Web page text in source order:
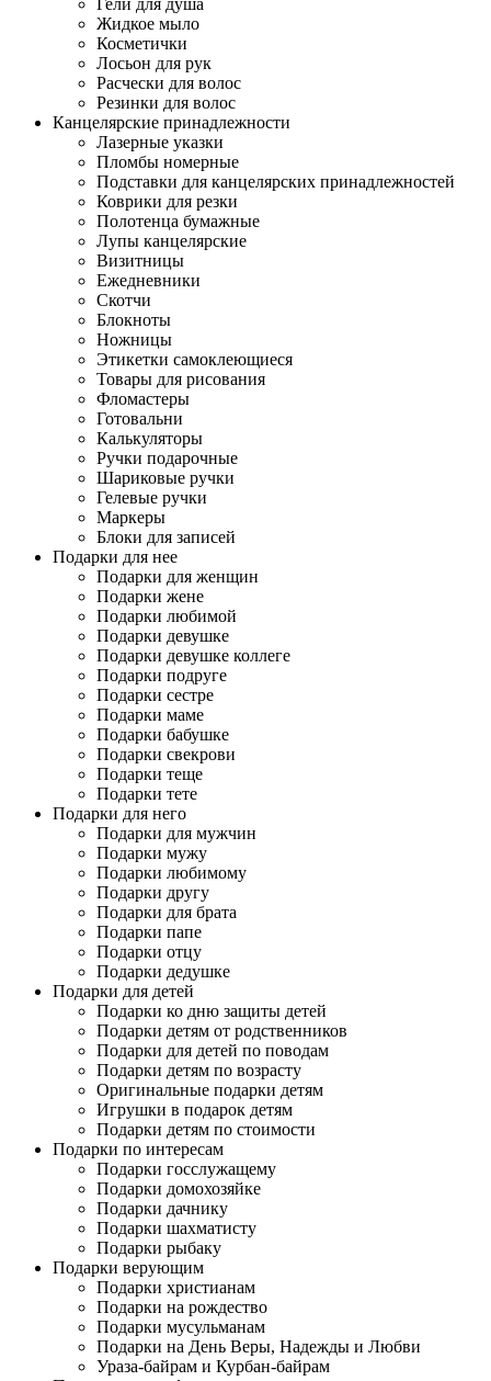
Гели для душа
Жидкое мыло
Косметички
Лосьон для рук
Расчески для волос
Резинки для волос
Канцелярские принадлежности
Лазерные указки
Пломбы номерные
Подставки для канцелярских принадлежностей
Коврики для резки
Полотенца бумажные
Лупы канцелярские
Визитницы
Ежедневники
Скотчи
Блокноты
Ножницы
Этикетки самоклеющиеся
Товары для рисования
Фломастеры
Готовальни
Калькуляторы
Ручки подарочные
Шариковые ручки
Гелевые ручки
Маркеры
Блоки для записей
Подарки для нее
Подарки для женщин
Подарки жене
Подарки любимой
Подарки девушке
Подарки девушке коллеге
Подарки подруге
Подарки сестре
Подарки маме
Подарки бабушке
Подарки свекрови
Подарки теще
Подарки тете
Подарки для него
Подарки для мужчин
Подарки мужу
Подарки любимому
Подарки другу
Подарки для брата
Подарки папе
Подарки отцу
Подарки дедушке
Подарки для детей
Подарки ко дню защиты детей
Подарки детям от родственников
Подарки для детей по поводам
Подарки детям по возрасту
Оригинальные подарки детям
Игрушки в подарок детям
Подарки детям по стоимости
Подарки по интересам
Подарки госслужащему
Подарки домохозяйке
Подарки дачнику
Подарки шахматисту
Подарки рыбаку
Подарки верующим
Подарки христианам
Подарки на рождество
Подарки мусульманам
Подарки на День Веры, Надежды и Любви
Ураза-байрам и Курбан-байрам